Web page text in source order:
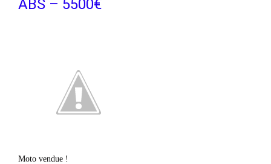
ABS – 5500€
Moto vendue !